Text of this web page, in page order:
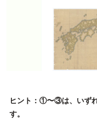
ヒント：①〜③は、いず
す。